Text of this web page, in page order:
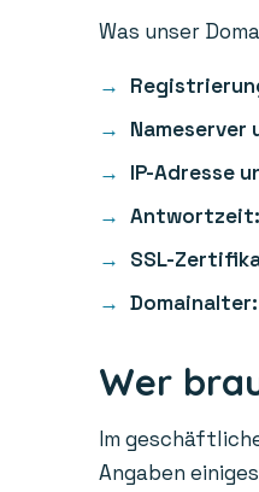
Was unser
Nameserver
IP-Adresse
Antwortzeit:
SSL-
Domainalter:
Wer
Im
Angaben